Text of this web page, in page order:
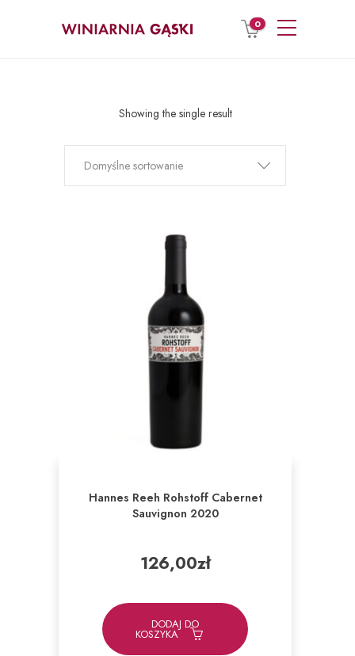
0
Showing the single result
Domyślne sortowanie
Hannes Reeh Rohstoff Cabernet
Sauvignon 2020
126,00zł
DODAJ DO
KOSZYKA